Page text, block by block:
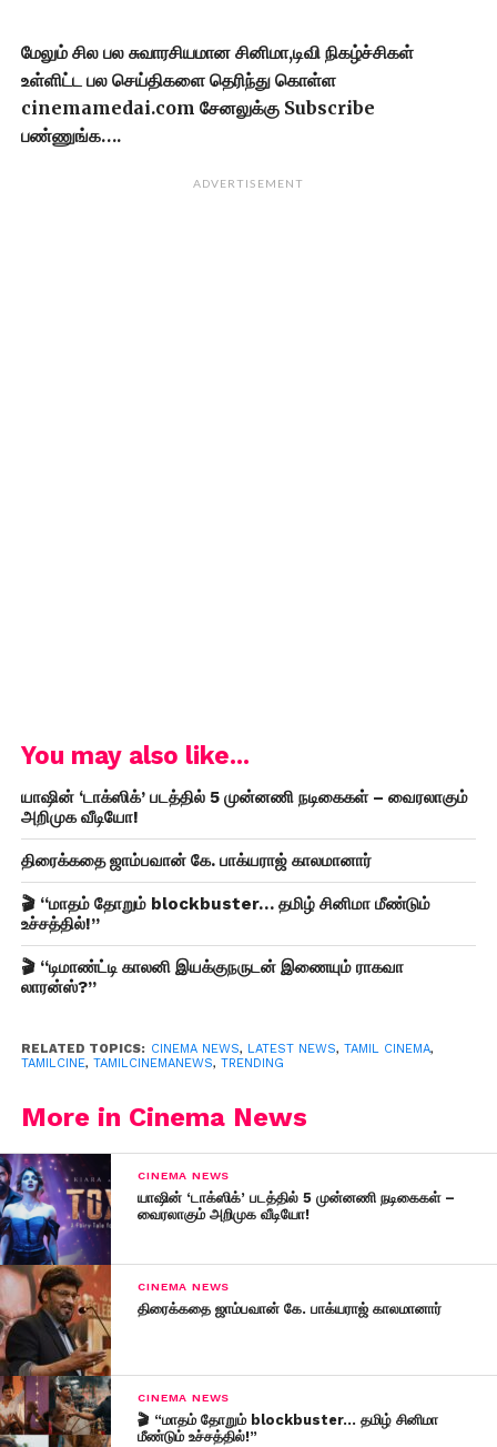
மேலும் சில பல சுவாரசியமான சினிமா,டிவி நிகழ்ச்சிகள்
உள்ளிட்ட பல செய்திகளை தெரிந்து கொள்ள
cinemamedai.com சேனலுக்கு Subscribe
பண்ணுங்க….
ADVERTISEMENT
You may also like...
யாஷின் ‘டாக்ஸிக்’ படத்தில் 5 முன்னணி நடிகைகள் – வைரலாகும்
அறிமுக வீடியோ!
திரைக்கதை ஜாம்பவான் கே. பாக்யராஜ் காலமானார்
🎬 “மாதம் தோறும் blockbuster… தமிழ் சினிமா மீண்டும்
உச்சத்தில்!”
🎬 “டிமாண்ட்டி காலனி இயக்குநருடன் இணையும் ராகவா
லாரன்ஸ்?”
RELATED TOPICS: CINEMA NEWS, LATEST NEWS, TAMIL CINEMA,
TAMILCINE, TAMILCINEMANEWS, TRENDING
More in Cinema News
CINEMA NEWS
யாஷின் ‘டாக்ஸிக்’ படத்தில் 5 முன்னணி நடிகைகள் –
வைரலாகும் அறிமுக வீடியோ!
CINEMA NEWS
திரைக்கதை ஜாம்பவான் கே. பாக்யராஜ் காலமானார்
CINEMA NEWS
🎬 “மாதம் தோறும் blockbuster… தமிழ் சினிமா
மீண்டும் உச்சத்தில்!”